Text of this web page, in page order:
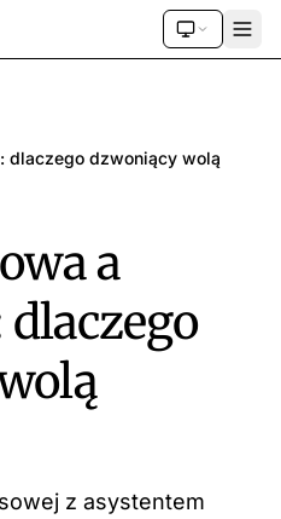
dlaczego dzwoniący wolą
a
z asystentem